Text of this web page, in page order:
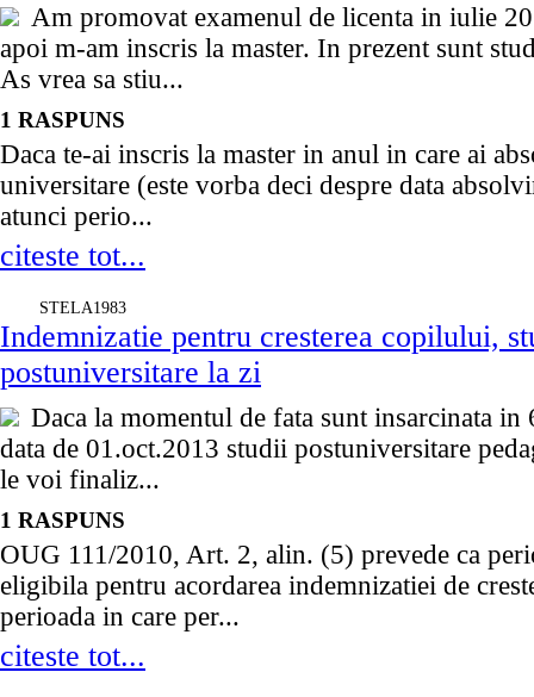
Am promovat examenul de licenta in iulie
apoi m-am inscris la master. In prezent sunt
As vrea sa stiu...
1 RASPUNS
Daca te-ai inscris la master in anul in care ai
universitare (este vorba deci despre data
atunci perio...
citeste tot...
STELA1983
Indemnizatie pentru cresterea copilului,
postuniversitare la zi
Daca la momentul de fata sunt insarcinata in
data de 01.oct.2013 studii postuniversitare
le voi finaliz...
1 RASPUNS
OUG 111/2010, Art. 2, alin. (5) prevede ca
eligibila pentru acordarea indemnizatiei de
perioada in care per...
citeste tot...